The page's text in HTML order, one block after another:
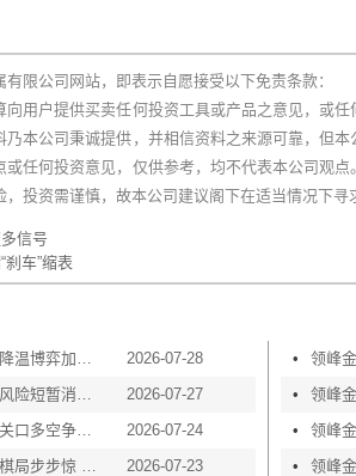
限公司网站，即表示自愿接受以下免责条款：
向用户提供买卖任何投资工具或产品之意见，或
乃本公司秉诚提供，并相信资料之来源可靠，但
或任何投资意见，仅供参考，均不代表本公司观
投资需谨慎，故本公司建议阁下在适当情况下寻
信号
刹车”缩表
2026-07-28
2026-07-27
领峰金评：四千关口多空争夺 加息阴云笼罩金市
2026-07-24
2026-07-23
•
•
•
•